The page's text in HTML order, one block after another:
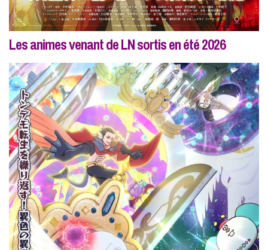
Les animes venant de LN sortis en été 2026